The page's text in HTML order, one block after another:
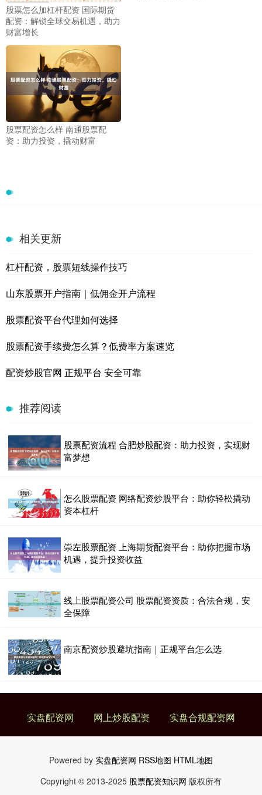
股票怎么加杠杆配资 国际期货
配资：解锁全球交易机遇，助力
财富增长
股票配资怎么样 南通股票配
资：助力投资，撬动财富
相关更新
杠杆配资，股票短线操作技巧
山东股票开户指南｜低佣金开户流程
股票配资平台代理如何选择
股票配资手续费怎么算？低费率方案速览
配资炒股官网 正规平台 安全可靠
推荐阅读
股票配资流程 合肥炒股配资：助力投资，实现财
富梦想
怎么股票配资 网络配资炒股平台：助你轻松撬动
资本杠杆
崇左股票配资 上海期货配资平台：助你把握市场
机遇，提升投资收益
线上股票配资公司 股票配资资质：合法合规，安
全保障
南京配资炒股避坑指南｜正规平台怎么选
实盘配资网 网上炒股配资 实盘合规配资网
Powered by 实盘配资网 RSS地图 HTML地图
Copyright © 2013-2025 股票配资知识网 版权所有